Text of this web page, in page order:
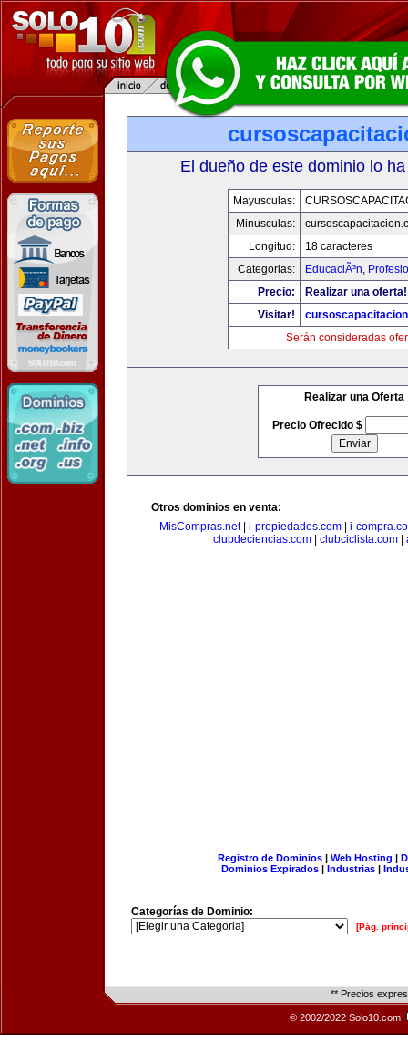
El dueño de este dominio lo
Mayusculas:
Minusculas:
Longitud:
18 caracteres
Categorias:
EducaciÃ³n,
Precio:
Realizar una oferta!
Visitar!
Serán consideradas
Realizar una Oferta
Precio Ofrecido $
Otros dominios en venta:
MisCompras.net| i-propiedades.com| i-
clubdeciencias.com
clubciclista.com
Registro de Dominios| Web Hosting |
Dominios Expirados | Industrias |
Categorías de Dominio:
[Pág.
** Precios
© 2002/2022 Solo10.com